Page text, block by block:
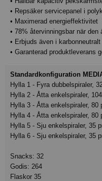
• Repsäker servicepanel i
• Maximerad energieffektivitet
• 78% återvinningsbar när den
• Erbjuds även i
• Garanterad produktleverans
Standardkonfiguration
Hylla 1 - Fyra dubbelspiraler,
Hylla 2 - Åtta enkelspiraler,
Hylla 3 - Åtta enkelspiraler, 80
Hylla 4 - Åtta enkelspiraler, 80
Hylla 5 - Sju enkelspiraler, 35
Hylla 6 - Sju enkelspiraler, 35
Snacks: 32
Godis: 264
Flaskor 35